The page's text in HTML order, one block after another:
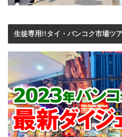
生徒専用!!タイ・バンコク市場ツ